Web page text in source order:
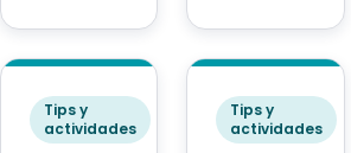
Tips y
actividades
Tips y
actividades